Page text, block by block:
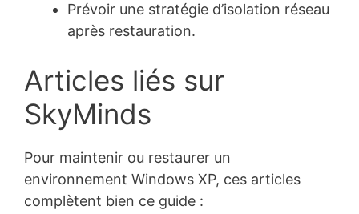
Prévoir une stratégie d’isolation réseau
après restauration.
Articles liés sur
SkyMinds
Pour maintenir ou restaurer un
environnement Windows XP, ces articles
complètent bien ce guide :